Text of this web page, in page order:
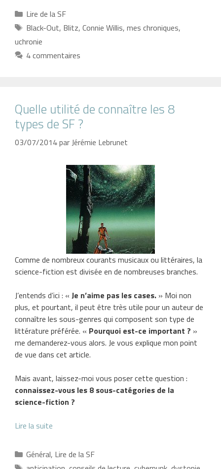
Catégories
Lire de la SF
Étiquettes
Black-Out, Blitz, Connie Willis, mes chroniques,
uchronie
4 commentaires
Quelle utilité de connaître les 8
types de SF ?
03/07/2014par Jérémie Lebrunet
Comme de nombreux courants musicaux ou littéraires, la
science-fiction est divisée en de nombreuses branches.
J’entends d’ici : « Je n’aime pas les cases. » Moi non
plus, et pourtant, il peut être très utile pour un auteur de
connaître les sous-genres qui composent son type de
littérature préférée. « Pourquoi est-ce important ? »
me demanderez-vous alors. Je vous explique mon point
de vue dans cet article.
Mais avant, laissez-moi vous poser cette question :
connaissez-vous les 8 sous-catégories de la
science-fiction ?
Lire la suite
Catégories
Général, Lire de la SF
Étiquettes